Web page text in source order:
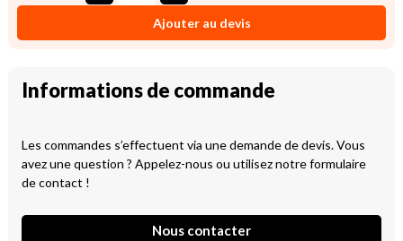
Ajouter au devis
Informations de commande
Les commandes s’effectuent via une demande de devis. Vous
avez une question ? Appelez-nous ou utilisez notre formulaire
de contact !
Nous contacter